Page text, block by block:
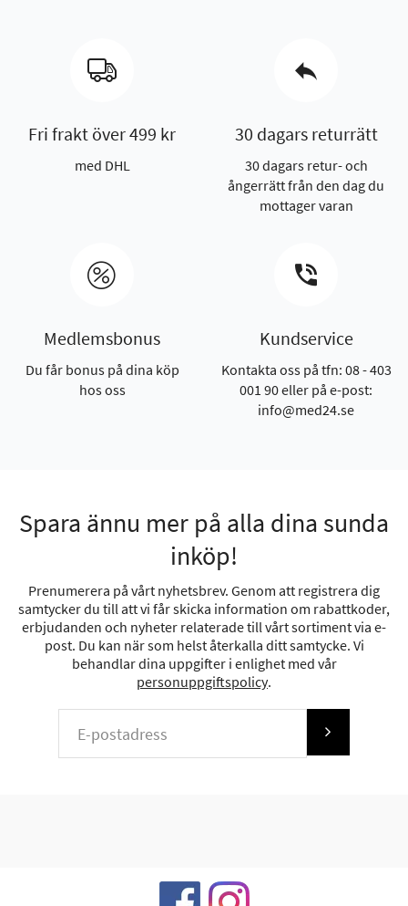
Fri frakt över 499 kr
med DHL
30 dagars returrätt
30 dagars retur- och
ångerrätt från den dag du
mottager varan
Medlemsbonus
Du får bonus på dina köp
hos oss
Kundservice
Kontakta oss på tfn: 08 - 403
001 90 eller på e-post:
info@med24.se
Spara ännu mer på alla dina sunda
inköp!
Prenumerera på vårt nyhetsbrev. Genom att registrera dig
samtycker du till att vi får skicka information om rabattkoder,
erbjudanden och nyheter relaterade till vårt sortiment via e-
post. Du kan när som helst återkalla ditt samtycke. Vi
behandlar dina uppgifter i enlighet med vår
personuppgiftspolicy.